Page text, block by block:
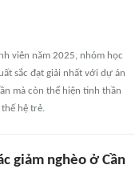
viên năm 2025, nhóm học
sắc đạt giải nhất với dự án
mà còn thể hiện tinh thần
hệ trẻ.
giảm nghèo ở Cần